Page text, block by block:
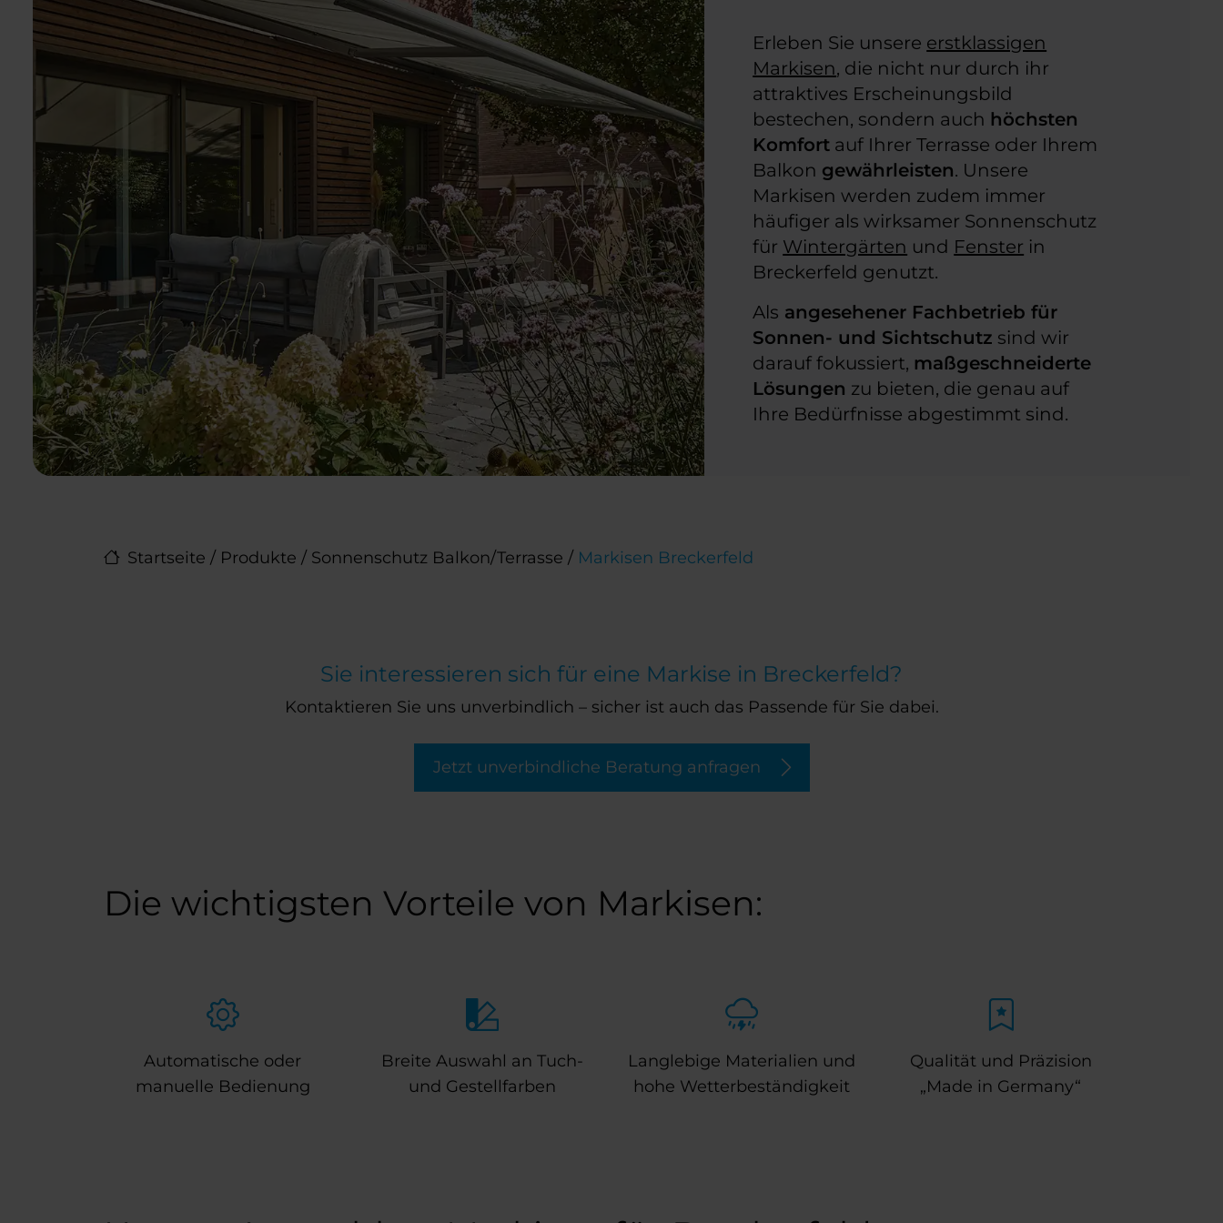
Startseite / Produkte / Sonnenschutz Balkon/Terrasse / Markisen Breckerfeld
Erleben Sie unsere erstklassigen
Markisen, die nicht nur durch ihr
attraktives Erscheinungsbild
bestechen, sondern auch höchsten
Komfort auf Ihrer Terrasse oder Ihrem
Balkon gewährleisten. Unsere
Markisen werden zudem immer
häufiger als wirksamer Sonnenschutz
für Wintergärten und Fenster in
Breckerfeld genutzt.
Als angesehener Fachbetrieb für
Sonnen- und Sichtschutz sind wir
darauf fokussiert, maßgeschneiderte
Lösungen zu bieten, die genau auf
Ihre Bedürfnisse abgestimmt sind.
Sie interessieren sich für eine Markise in Breckerfeld?
Kontaktieren Sie uns unverbindlich – sicher ist auch das Passende für Sie dabei.
Jetzt unverbindliche Beratung anfragen
Die wichtigsten Vorteile von Markisen:
Automatische oder
manuelle Bedienung
Breite Auswahl an Tuch-
und Gestellfarben
Langlebige Materialien und
hohe Wetterbeständigkeit
Qualität und Präzision
„Made in Germany“